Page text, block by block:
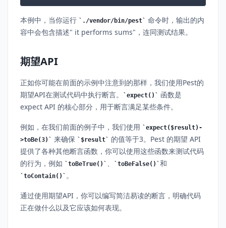
本例中，当你运行 ./vendor/bin/pest
命令时，输出的内
容中会包含描述" it performs sums"，连同测试结果。
期望API
正如你可能在前面的示例中注意到的那样，我们使用Pest的
期望API在测试代码中执行断言。
expect()
函数是
expect API 的核心部分，用于断言满足某些条件。
例如，在我们前面的例子中，我们使用
expect($result)-
>toBe(3)
来确保 $result
的值等于3。Pest 的期望 API
提供了各种其他断言函数，你可以使用这些函数来测试代码
的行为，例如
toBeTrue() 、 toBeFalse() 和
toContain() 。
通过使用期望API，你可以编写简洁易读的断言，明确代码
正在做什么以及它应该如何表现。